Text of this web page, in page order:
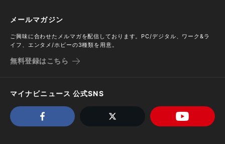
メールマガジン
ご興味に合わせたメルマガを配信しております。PC/デジタル、ワーク&ラ
イフ、エンタメ/ホビーの3種類を用意。
無料登録はこちら
マイナビニュース 公式SNS